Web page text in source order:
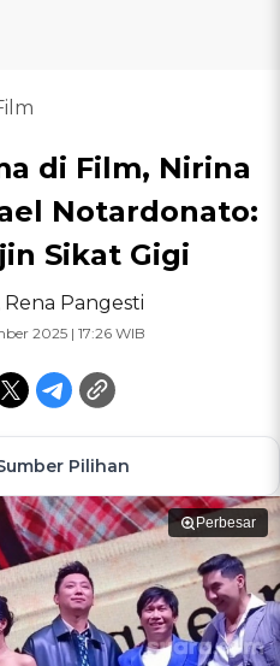
di Film, Nirina
Notardonato:
Sikat Gigi
Rena Pangesti
2025 | 17:26 WIB
Pilihan
Perbesar